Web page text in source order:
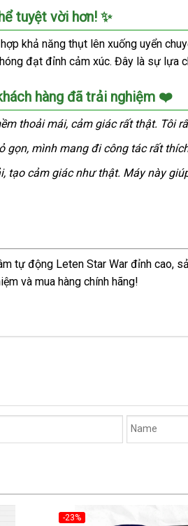
tuyệt vời hơn! ✨
khả năng thụt lên xuống uyển
đạt đỉnh cảm xúc. Đây là sự
hàng đã trải nghiệm ❤️
thoải mái, cảm giác rất thật. Tôi
gọn, mình mang đi công tác rất
tạo cảm giác như thật. Máy này
tự động Leten Star War đỉnh cao,
và mua hàng chính hãng!
-23%